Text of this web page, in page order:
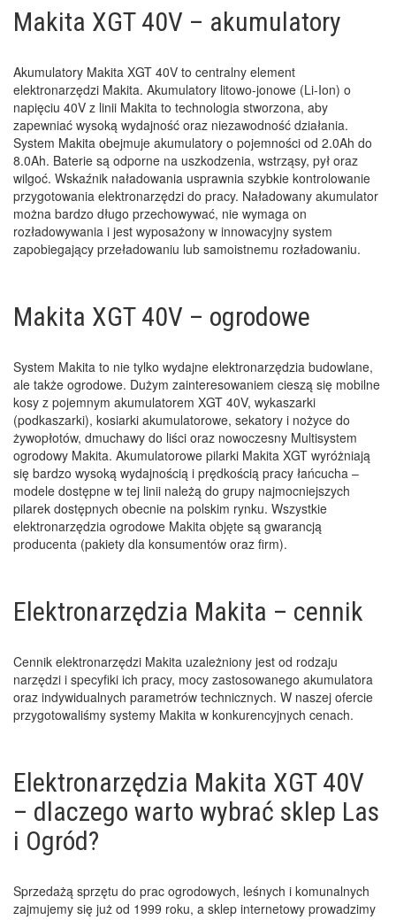
Makita XGT 40V – akumulatory
Akumulatory Makita XGT 40V to centralny element
elektronarzędzi Makita. Akumulatory litowo-jonowe (Li-Ion) o
napięciu 40V z linii Makita to technologia stworzona, aby
zapewniać wysoką wydajność oraz niezawodność działania.
System Makita obejmuje akumulatory o pojemności od 2.0Ah do
8.0Ah. Baterie są odporne na uszkodzenia, wstrząsy, pył oraz
wilgoć. Wskaźnik naładowania usprawnia szybkie kontrolowanie
przygotowania elektronarzędzi do pracy. Naładowany akumulator
można bardzo długo przechowywać, nie wymaga on
rozładowywania i jest wyposażony w innowacyjny system
zapobiegający przeładowaniu lub samoistnemu rozładowaniu.
Makita XGT 40V – ogrodowe
System Makita to nie tylko wydajne elektronarzędzia budowlane,
ale także ogrodowe. Dużym zainteresowaniem cieszą się mobilne
kosy z pojemnym akumulatorem XGT 40V, wykaszarki
(podkaszarki), kosiarki akumulatorowe, sekatory i nożyce do
żywopłotów, dmuchawy do liści oraz nowoczesny Multisystem
ogrodowy Makita. Akumulatorowe pilarki Makita XGT wyróżniają
się bardzo wysoką wydajnością i prędkością pracy łańcucha –
modele dostępne w tej linii należą do grupy najmocniejszych
pilarek dostępnych obecnie na polskim rynku. Wszystkie
elektronarzędzia ogrodowe Makita objęte są gwarancją
producenta (pakiety dla konsumentów oraz firm).
Elektronarzędzia Makita – cennik
Cennik elektronarzędzi Makita uzależniony jest od rodzaju
narzędzi i specyfiki ich pracy, mocy zastosowanego akumulatora
oraz indywidualnych parametrów technicznych. W naszej ofercie
przygotowaliśmy systemy Makita w konkurencyjnych cenach.
Elektronarzędzia Makita XGT 40V
– dlaczego warto wybrać sklep Las
i Ogród?
Sprzedażą sprzętu do prac ogrodowych, leśnych i komunalnych
zajmujemy się już od 1999 roku, a sklep internetowy prowadzimy